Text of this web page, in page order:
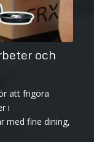
och
att frigöra
i
med fine dining,